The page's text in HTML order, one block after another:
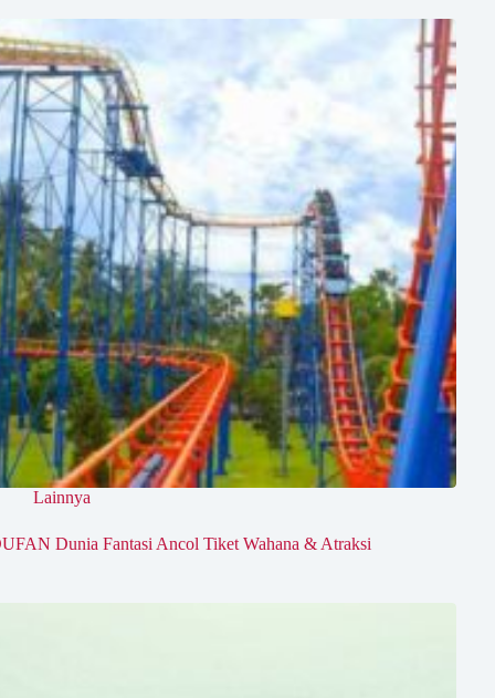
Lainnya
Dunia Fantasi Ancol Tiket Wahana & Atraksi